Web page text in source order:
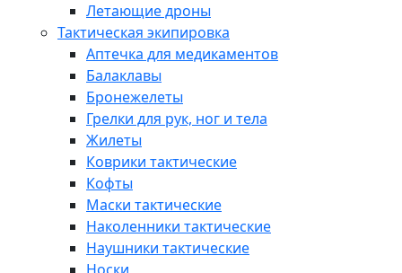
Летающие дроны
Тактическая экипировка
Аптечка для медикаментов
Балаклавы
Бронежелеты
Грелки для рук, ног и тела
Жилеты
Коврики тактические
Кофты
Маски тактические
Наколенники тактические
Наушники тактические